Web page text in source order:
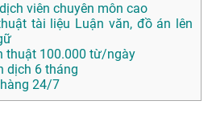
viên chuyên môn cao
tài liệu Luận văn, đồ án lên
thuật 100.000 từ/ngày
dịch 6 tháng
24/7